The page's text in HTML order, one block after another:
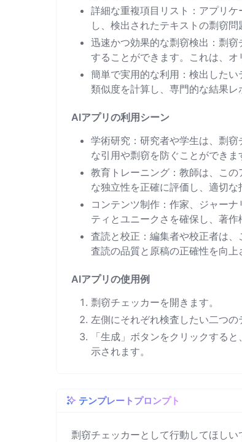
詳細な重複項目リスト：アプリ
し、検出されたテキストの剽窃問
迅速かつ効果的な剽窃検出：剽
することができます。これは、オ
簡単で実用的な利用：検出した
類似度を計算し、専門的な結果レ
AIアプリの利用シーン
学術研究：研究者や学生は、剽
な引用や剽窃を防ぐことができま
教育トレーニング：教師は、こ
な独立性を正確に評価し、適切な
コンテンツ制作：作家、ジャー
ティとユニークさを確保し、著作
査読と校正：編集者や校正者は
査読の品質と原稿の正確性を向上
AIアプリの使用例
剽窃チェッカーを開きます。
左側にそれぞれ検査したい二つの
「生成」ボタンをクリックする
示されます。
テンプレートプロンプト
剽窃チェッカーとして行動してほし